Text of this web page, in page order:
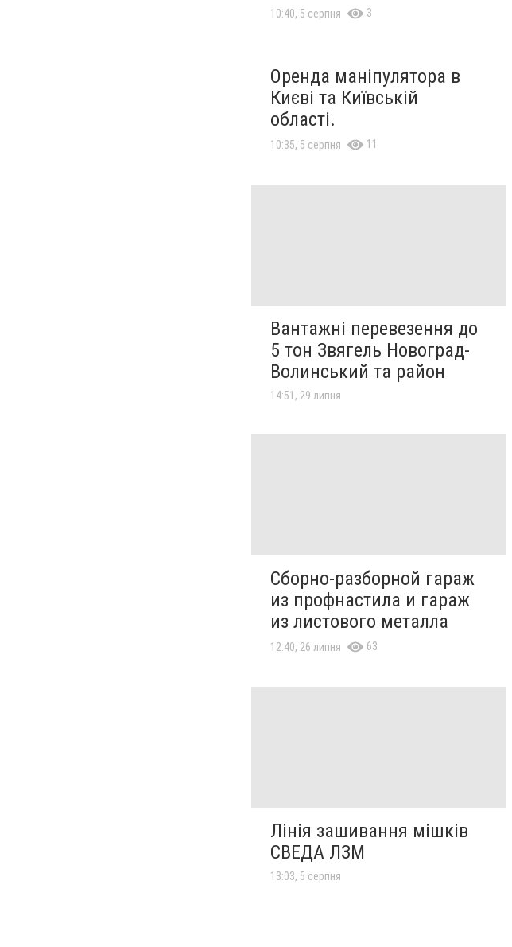
10:40, 5 серпня 3
Оренда маніпулятора в
Києві та Київській
області.
10:35, 5 серпня 11
Вантажні перевезення до
5 тон Звягель Новоград-
Волинський та район
14:51, 29 липня
Сборно-разборной гараж
из профнастила и гараж
из листового металла
12:40, 26 липня 63
Лінія зашивання мішків
СВЕДА ЛЗМ
13:03, 5 серпня